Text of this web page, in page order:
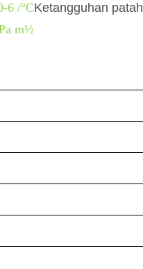
6 /°CKetangguhan patah
m½